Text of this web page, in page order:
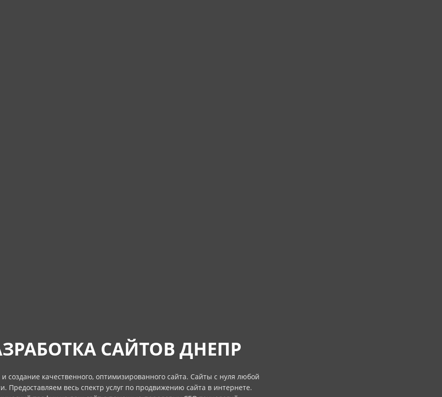
САЙТОВ ДНЕПР
и создание качественного, оптимизированного сайта. Сайты с нуля любой
Предоставляем весь спектр услуг по продвижению сайта в интернете.